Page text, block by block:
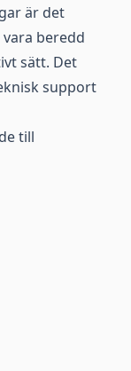
är det
beredd
sätt. Det
support
till